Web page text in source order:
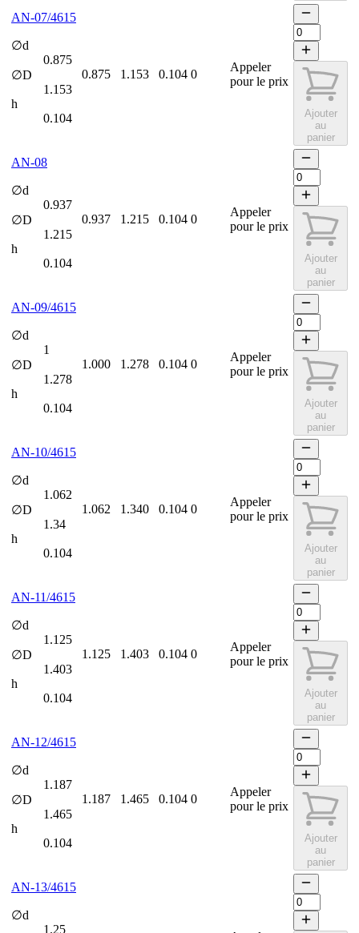
AN-07/4615
∅d
0.875
∅D
1.153
h
0.104
0.875 1.153 0.104 0
Appeler
pour le prix
Ajouter
au
panier
AN-08
∅d
0.937
∅D
1.215
h
0.104
0.937 1.215 0.104 0
Appeler
pour le prix
Ajouter
au
panier
AN-09/4615
∅d
1
∅D
1.278
h
0.104
1.000 1.278 0.104 0
Appeler
pour le prix
Ajouter
au
panier
AN-10/4615
∅d
1.062
∅D
1.34
h
0.104
1.062 1.340 0.104 0
Appeler
pour le prix
Ajouter
au
panier
AN-11/4615
∅d
1.125
∅D
1.403
h
0.104
1.125 1.403 0.104 0
Appeler
pour le prix
Ajouter
au
panier
AN-12/4615
∅d
1.187
∅D
1.465
h
0.104
1.187 1.465 0.104 0
Appeler
pour le prix
Ajouter
au
panier
AN-13/4615
∅d
1.25